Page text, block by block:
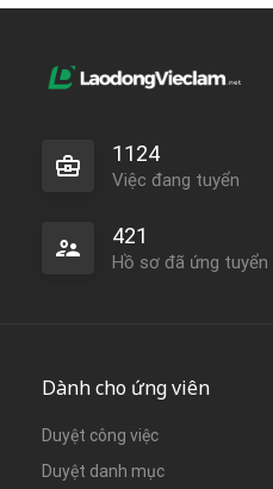
1124
Việc đang tuyển
421
Hồ sơ đã ứng tuyển
Dành cho ứng viên
Duyệt công việc
Duyệt danh mục